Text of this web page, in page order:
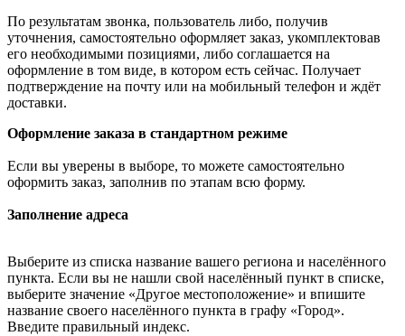
По результатам звонка, пользователь либо, получив
уточнения, самостоятельно оформляет заказ, укомплектовав
его необходимыми позициями, либо соглашается на
оформление в том виде, в котором есть сейчас. Получает
подтверждение на почту или на мобильный телефон и ждёт
доставки.
Оформление заказа в стандартном режиме
Если вы уверены в выборе, то можете самостоятельно
оформить заказ, заполнив по этапам всю форму.
Заполнение адреса
Выберите из списка название вашего региона и населённого
пункта. Если вы не нашли свой населённый пункт в списке,
выберите значение «Другое местоположение» и впишите
название своего населённого пункта в графу «Город».
Введите правильный индекс.